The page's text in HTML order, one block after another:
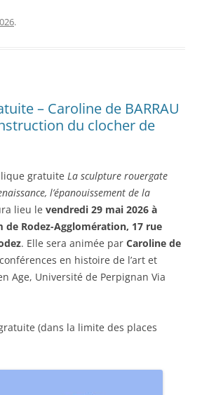
.
– Caroline de BARRAU
du clocher de
gratuite La sculpture rouergate
l’épanouissement de la
lieu le vendredi 29 mai 2026 à
Rodez-Agglomération, 17 rue
. Elle sera animée par Caroline de
en histoire de l’art et
Age, Université de Perpignan Via
(dans la limite des places